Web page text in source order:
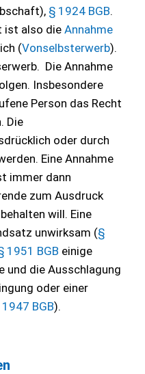
§ 1924 BGB.
ist also die Annahme
(Vonselbsterwerb).
Die Annahme
Insbesondere
Person das Recht
Die
oder durch
Eine Annahme
immer dann
zum Ausdruck
will. Eine
unwirksam (§
1951 BGB einige
und die Ausschlagung
oder einer
1947 BGB).